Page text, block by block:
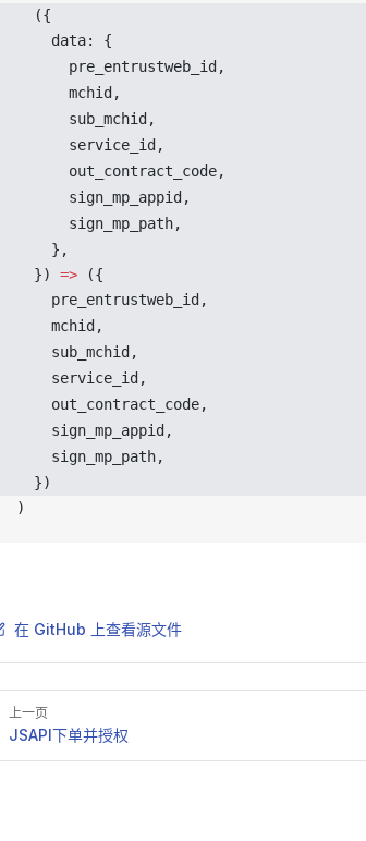
  ({
data: {
pre_entrustweb_id ,
mchid ,
sub_mchid ,
service_id ,
out_contract_code,
sign_mp_appid ,
sign_mp_path,
    },
  })
=> ({
pre_entrustweb_id ,
mchid ,
sub_mchid ,
service_id ,
out_contract_code,
sign_mp_appid ,
sign_mp_path,
  })
)
在 GitHub 上查看源文件
Pager
上一页
JSAPI下单并授权